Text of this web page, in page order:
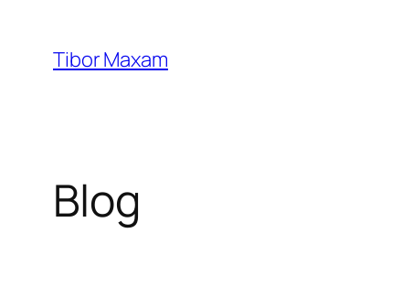
Inhalt
springen
Tibor Maxam
Blog